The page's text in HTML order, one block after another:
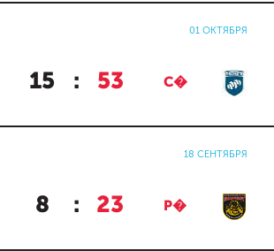
01 ОКТЯБРЯ
15 : 53 С�
18 СЕНТЯБРЯ
8 : 23 Р�